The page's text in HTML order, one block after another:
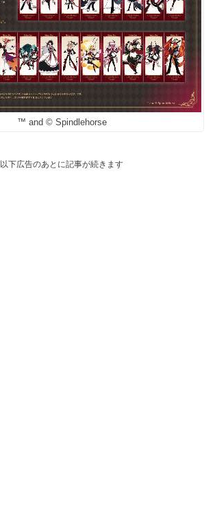
™ and © Spindlehorse
以下広告のあとに記事が続きます